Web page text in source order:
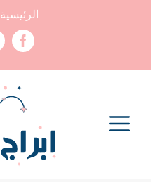
الرئيسية